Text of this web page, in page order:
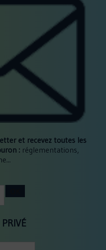
et recevez toutes les
: réglementations,
votre
email
(obligatoire)